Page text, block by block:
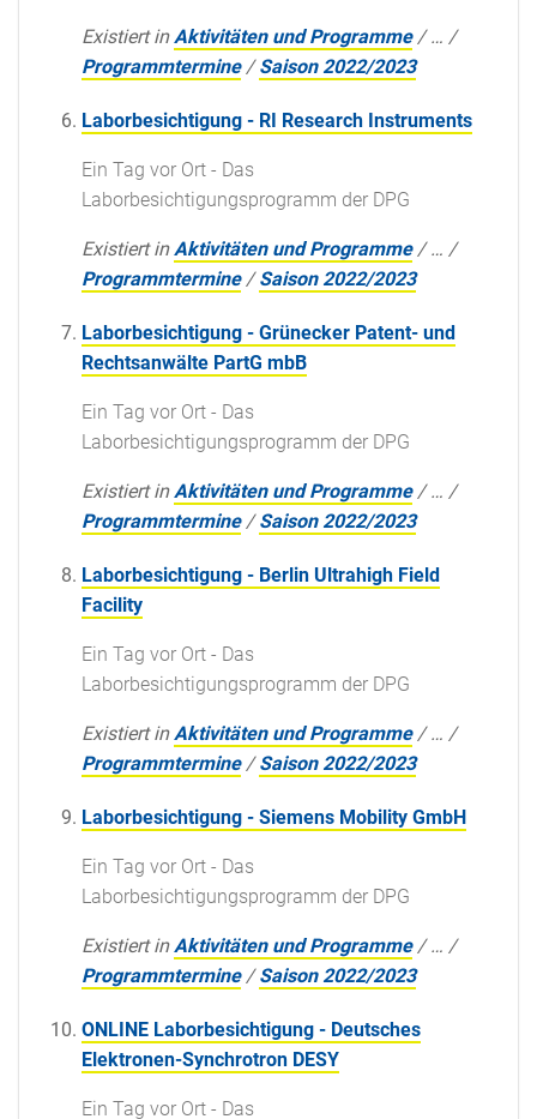
Existiert in Aktivitäten und Programme /… /
Programmtermine /Saison 2022/2023
Laborbesichtigung - RI Research Instruments
Ein Tag vor Ort - Das
Laborbesichtigungsprogramm der DPG
Existiert in Aktivitäten und Programme /… /
Programmtermine /Saison 2022/2023
Laborbesichtigung - Grünecker Patent- und
Rechtsanwälte PartG mbB
Ein Tag vor Ort - Das
Laborbesichtigungsprogramm der DPG
Existiert in Aktivitäten und Programme /… /
Programmtermine /Saison 2022/2023
Laborbesichtigung - Berlin Ultrahigh Field
Facility
Ein Tag vor Ort - Das
Laborbesichtigungsprogramm der DPG
Existiert in Aktivitäten und Programme /… /
Programmtermine /Saison 2022/2023
Laborbesichtigung - Siemens Mobility GmbH
Ein Tag vor Ort - Das
Laborbesichtigungsprogramm der DPG
Existiert in Aktivitäten und Programme /… /
Programmtermine /Saison 2022/2023
ONLINE Laborbesichtigung - Deutsches
Elektronen-Synchrotron DESY
Ein Tag vor Ort - Das